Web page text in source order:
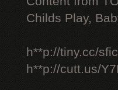
Childs Play,
h**p://tiny.cc/
h**p://cutt.us/